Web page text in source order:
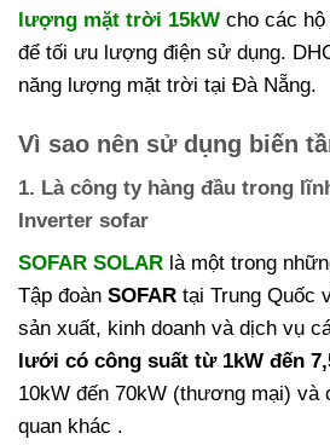
lượng mặt trời 15kW cho các
để tối ưu lượng điện sử dụng.
năng lượng mặt trời tại Đà Nẵng.
Vì sao nên sử dụng biến
1. Là công ty hàng đầu trong
Inverter sofar
SOFAR SOLAR là một trong
Tập đoàn SOFAR tại Trung Quốc
sản xuất, kinh doanh và dịch vụ
lưới có công suất từ ​​1kW đến
10kW đến 70kW (thương mại) và
quan khác .